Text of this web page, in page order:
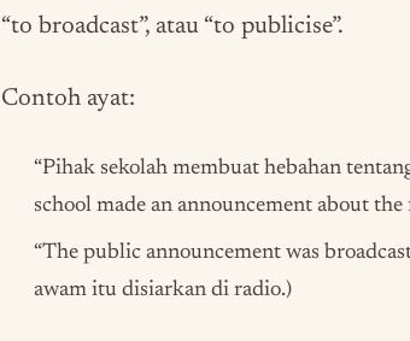
“to broadcast”, atau “to publicise”.
Contoh ayat:
“Pihak sekolah membuat hebahan
school made an announcement about the
“The public announcement was
awam itu disiarkan di radio.)